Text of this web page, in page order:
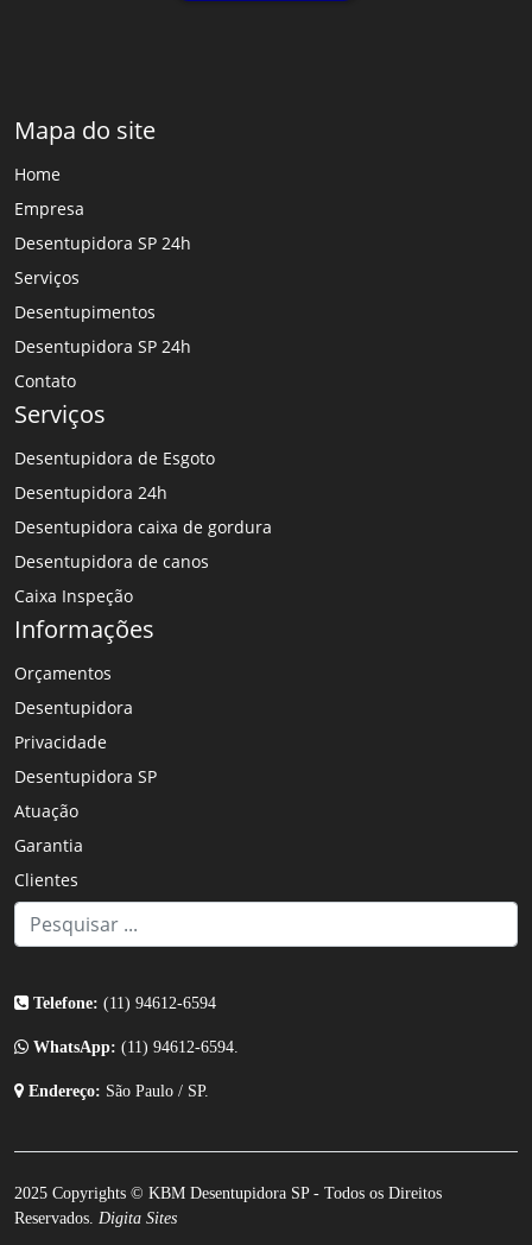
Mapa do site
Home
Empresa
Desentupidora SP 24h
Serviços
Desentupimentos
Desentupidora SP 24h
Contato
Serviços
Desentupidora de Esgoto
Desentupidora 24h
Desentupidora caixa de gordura
Desentupidora de canos
Caixa Inspeção
Informações
Orçamentos
Desentupidora
Privacidade
Desentupidora SP
Atuação
Garantia
Clientes
Telefone: (11) 94612-6594
WhatsApp: (11) 94612-6594.
Endereço: São Paulo / SP.
2025 Copyrights © KBM Desentupidora SP - Todos os Direitos
Reservados. Digita Sites